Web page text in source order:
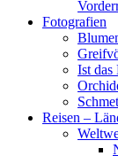
Fotografien
Ist das
Reisen –